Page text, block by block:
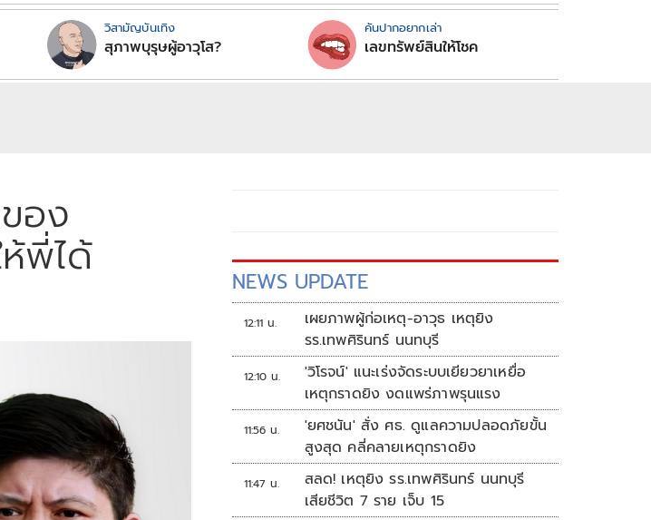
วิสามัญบันเทิง
สุภาพบุรุษผู้อาวุโส?
คันปากอยากเล่า
เลขทรัพย์สินให้โชค
อง
พี่ได้ NEWS UPDATE
12:11 น.
เผยภาพผู้ก่อเหตุ-อาวุธ เหตุยิง
รร.เทพศิรินทร์ นนทบุรี
12:10 น.
'วิโรจน์' แนะเร่งจัดระบบเยียวยาเหยื่อ
เหตุกราดยิง งดแพร่ภาพรุนแรง
11:56 น.
'ยศชนัน' สั่ง ศธ. ดูแลความปลอดภัยขั้น
สูงสุด คลี่คลายเหตุกราดยิง
11:47 น.
สลด! เหตุยิง รร.เทพศิรินทร์ นนทบุรี
เสียชีวิต 7 ราย เจ็บ 15